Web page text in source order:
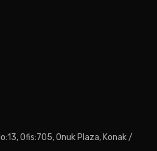
Ofis:705, Onuk Plaza, Konak /